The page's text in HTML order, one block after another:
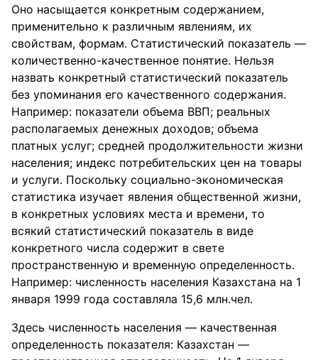
Оно насыщается конкретным содержанием,
применительно к различным явлениям, их
свойствам, формам. Статистический показатель —
количественно-качественное понятие. Нельзя
назвать конкретный статистический показатель
без упоминания его качественного содержания.
Например: показатели объема ВВП; реальных
располагаемых денежных доходов; объема
платных услуг; средней продолжительности жизни
населения; индекс потребительских цен на товары
и услуги. Поскольку социально-экономическая
статистика изучает явления общественной жизни,
в конкретных условиях места и времени, то
всякий статистический показатель в виде
конкретного числа содержит в свете
пространственную и временную определенность.
Например: численность населения Казахстана на 1
января 1999 года составляла 15,6 млн.чел.
Здесь численность населения — качественная
определенность показателя: Казахстан —